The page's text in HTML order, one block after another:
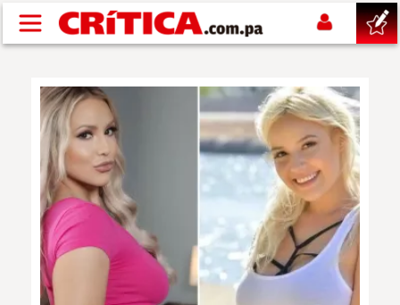
Pasar al contenido principal
SUCESOS
NACIONAL
POLÍTICA
SHOW